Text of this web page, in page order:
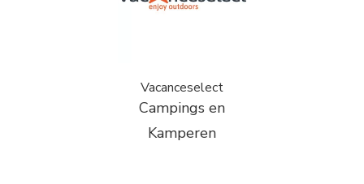
Vacanceselect
Campings en
Kamperen